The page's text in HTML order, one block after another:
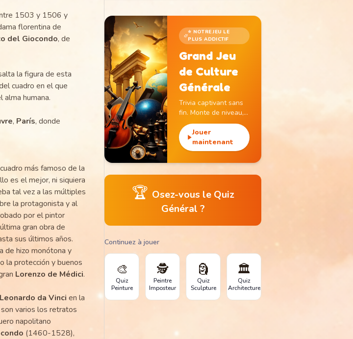
1503 y 1506 y
florentina de
del Giocondo, de
la figura de esta
cuadro en el que
alma humana.
, París, donde
más famoso de la
es el mejor, ni siquiera
tal vez a las múltiples
la protagonista y al
por el pintor
gran obra de
sus últimos años.
de hizo monótona y
la protección y buenos
Lorenzo de Médici.
Leonardo da Vinci en la
varios los retratos
napolitano
(1460-1528),
⭐ NOTRE JEU LE
PLUS ADDICTIF
Grand Jeu
de Culture
Générale
Trivia captivant sans
fin. Monte de niveau,
gagne des pièces et
débloque des
monuments
emblématiques.
Jouer
maintenant
🏆 Osez-vous le Quiz
Général ?
Continuez à jouer
🎨
Quiz
Peinture
🕵️
Peintre
Imposteur
🗿
Quiz
Sculpture
🏛️
Quiz
Architecture